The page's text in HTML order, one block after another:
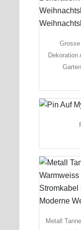
Dekoration
Metall